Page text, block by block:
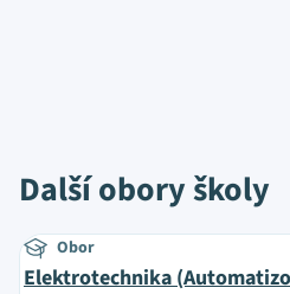
Další obory školy
Obor
Elektrotechnika